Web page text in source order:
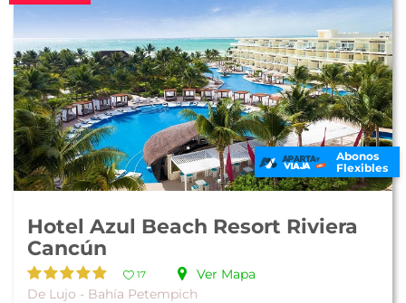
Abonos
Flexibles
Hotel Azul Beach Resort Riviera
Cancún
17
Ver Mapa
De Lujo - Bahía Petempich